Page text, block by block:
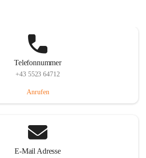
Telefonnummer
+43 5523 64712
Anrufen
E-Mail Adresse